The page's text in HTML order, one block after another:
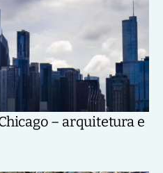
– arquitetura e